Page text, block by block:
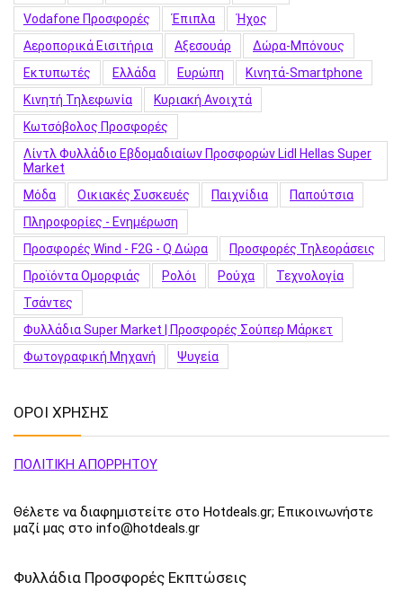
Vodafone Προσφορές
Έπιπλα
Ήχος
Αεροπορικά Εισιτήρια
Αξεσουάρ
Δώρα-Μπόνους
Εκτυπωτές
Ελλάδα Ευρώπη
Κινητά-Smartphone
Κινητή Τηλεφωνία
Κυριακή Ανοιχτά
Κωτσόβολος Προσφορές
Λίντλ Φυλλάδιο Εβδομαδιαίων Προσφορών Lidl Hellas Super
Market
Μόδα
Οικιακές Συσκευές Παιχνίδια
Παπούτσια
Πληροφορίες - Ενημέρωση
Προσφορές Wind - F2G - Q Δώρα
Προσφορές Τηλεοράσεις
Προϊόντα Ομορφιάς
Ρολόι Ρούχα
Τεχνολογία
Τσάντες
Φυλλάδια Super Market | Προσφορές Σούπερ Μάρκετ
Φωτογραφική Μηχανή
Ψυγεία
ΟΡΟΙ ΧΡΗΣΗΣ
ΠΟΛΙΤΙΚΗ ΑΠΟΡΡΗΤΟΥ
Θέλετε να διαφημιστείτε στο Hotdeals.gr; Επικοινωνήστε
μαζί μας στο info@hotdeals.gr
Φυλλάδια Προσφορές Εκπτώσεις